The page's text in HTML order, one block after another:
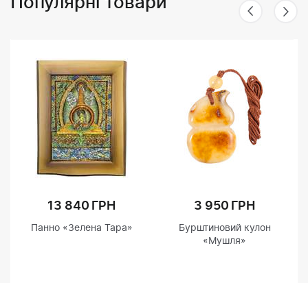
13 840 ГРН
Панно «Зелена Тара»
3 950 ГРН
Бурштиновий кулон
«Мушля»